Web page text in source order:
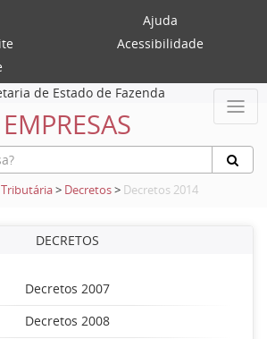
Ajuda
Acessibilidade
de Estado de Fazenda
EMPRESAS
Tributária> Decretos> Decretos 2014
DECRETOS
Decretos 2007
Decretos 2008